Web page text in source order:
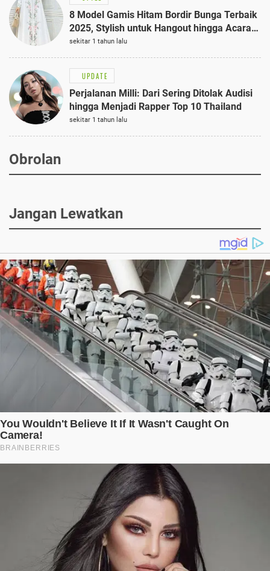
8 Model Gamis Hitam Bordir Bunga Terbaik
2025, Stylish untuk Hangout hingga Acara
Semi-Formal
sekitar 1 tahun lalu
UPDATE
Perjalanan Milli: Dari Sering Ditolak Audisi
hingga Menjadi Rapper Top 10 Thailand
sekitar 1 tahun lalu
Obrolan
Jangan Lewatkan